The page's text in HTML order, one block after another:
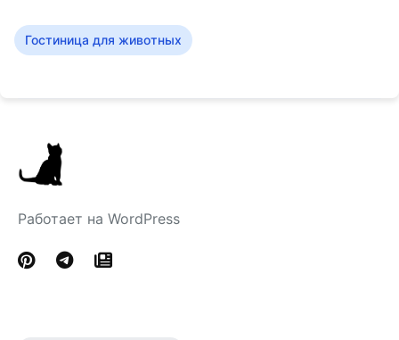
Гостиница для животных
Работает на WordPress